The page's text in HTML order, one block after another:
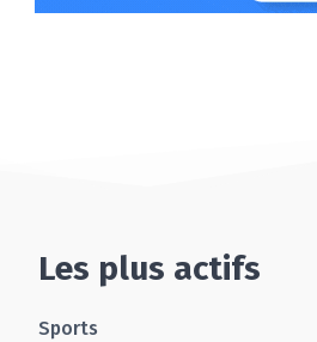
Les plus actifs
Sports